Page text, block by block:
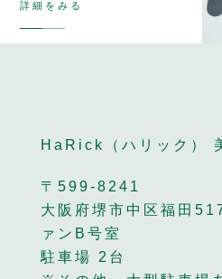
詳細をみる
HaRick（ハリック）
〒599-8241
大阪府堺市中区福田
ァンB号室
駐車場 2台